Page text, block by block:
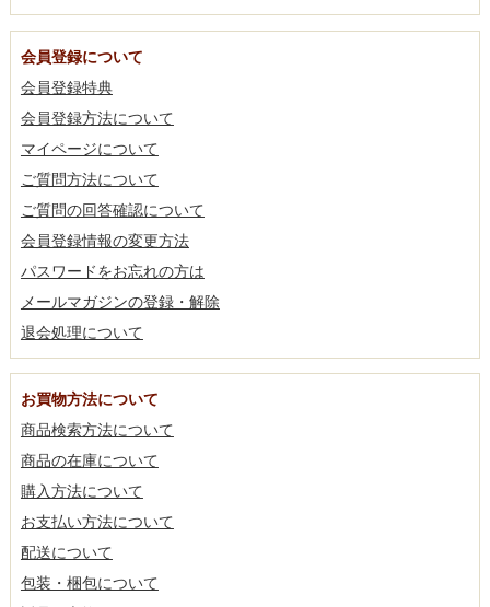
会員登録について
会員登録特典
会員登録方法について
マイページについて
ご質問方法について
ご質問の回答確認について
会員登録情報の変更方法
パスワードをお忘れの方は
メールマガジンの登録・解除
退会処理について
お買物方法について
商品検索方法について
商品の在庫について
購入方法について
お支払い方法について
配送について
包装・梱包について